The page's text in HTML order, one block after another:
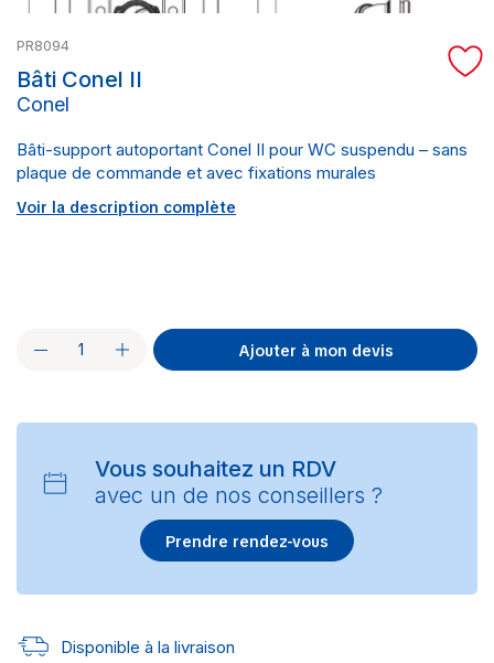
PR8094
Bâti Conel II
Conel
Bâti-support autoportant Conel II pour WC suspendu – sans
plaque de commande et avec fixations murales
Voir la description complète
Ajouter à mon devis
Vous souhaitez un RDV
avec un de nos conseillers ?
Prendre rendez-vous
Disponible à la livraison